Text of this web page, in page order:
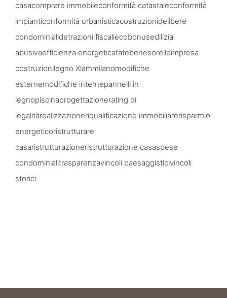
casacomprare immobileconformità catastaleconformità
impianticonformità urbanisticacostruzionidelibere
condominialidetrazioni fiscaliecobonusedilizia
abusivaefficienza energeticafatebenesorelleimpresa
costruzionilegno Xlammilanomodifiche
esternemodifiche internepannelli in
legnopiscinaprogettazionerating di
legalitàrealizzazioneriqualificazione immobiliarerisparmio
energeticoristrutturare
casaristrutturazioneristrutturazione casaspese
condominialitrasparenzavincoli paesaggisticivincoli
storici